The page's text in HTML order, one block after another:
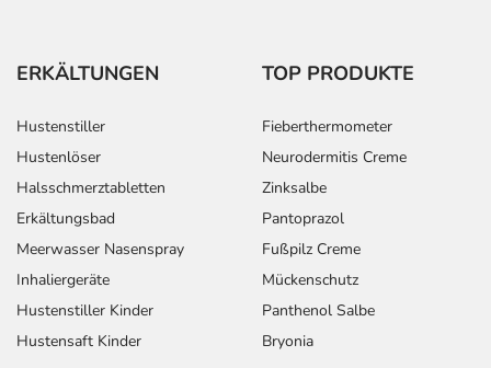
ERKÄLTUNGEN
Hustenstiller
Hustenlöser
Halsschmerztabletten
Erkältungsbad
Meerwasser Nasenspray
Inhaliergeräte
Hustenstiller Kinder
Hustensaft Kinder
TOP PRODUKTE
Fieberthermometer
Neurodermitis Creme
Zinksalbe
Pantoprazol
Fußpilz Creme
Mückenschutz
Panthenol Salbe
Bryonia